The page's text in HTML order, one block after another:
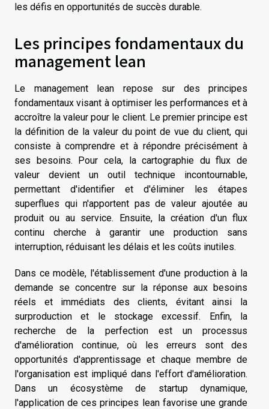
les défis en opportunités de succès durable.
Les principes fondamentaux du
management lean
Le management lean repose sur des principes
fondamentaux visant à optimiser les performances et à
accroître la valeur pour le client. Le premier principe est
la définition de la valeur du point de vue du client, qui
consiste à comprendre et à répondre précisément à
ses besoins. Pour cela, la cartographie du flux de
valeur devient un outil technique incontournable,
permettant d'identifier et d'éliminer les étapes
superflues qui n'apportent pas de valeur ajoutée au
produit ou au service. Ensuite, la création d'un flux
continu cherche à garantir une production sans
interruption, réduisant les délais et les coûts inutiles.
Dans ce modèle, l'établissement d'une production à la
demande se concentre sur la réponse aux besoins
réels et immédiats des clients, évitant ainsi la
surproduction et le stockage excessif. Enfin, la
recherche de la perfection est un processus
d'amélioration continue, où les erreurs sont des
opportunités d'apprentissage et chaque membre de
l'organisation est impliqué dans l'effort d'amélioration.
Dans un écosystème de startup dynamique,
l'application de ces principes lean favorise une grande